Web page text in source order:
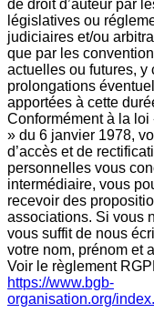
de droit d’auteur par
législatives ou
judiciaires et/ou
que par les
actuelles ou futures, y
prolongations
apportées à cette
Conformément à la
» du 6 janvier 1978,
d’accès et de
personnelles vous
intermédiaire, vous
recevoir des
associations. Si vous
vous suffit de nous
votre nom, prénom et
Voir le règlement
https://www.bgb-
organisation.org/